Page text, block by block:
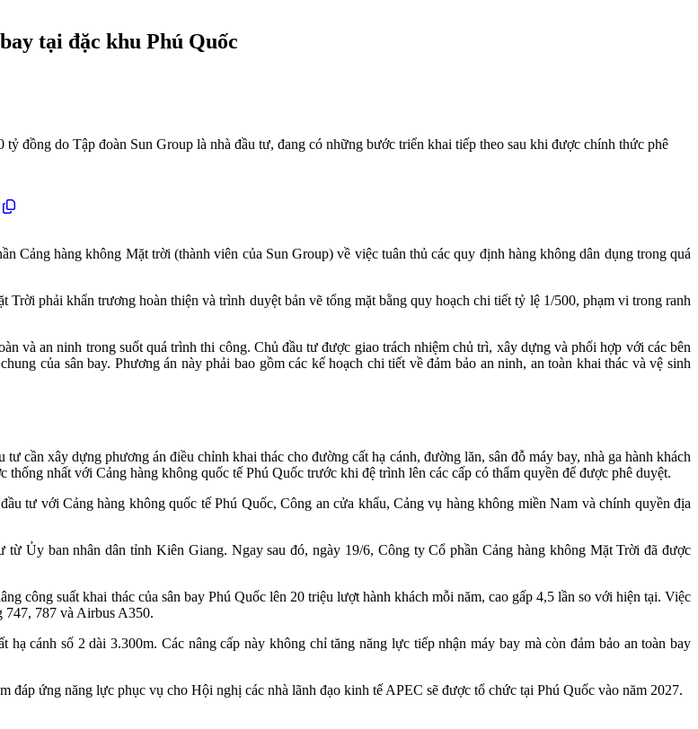
tại đặc khu Phú Quốc
đồng do Tập đoàn Sun Group là nhà đầu tư, đang có những bước triển khai tiếp theo sau khi được chính thức phê
Cảng hàng không Mặt trời (thành viên của Sun Group) về việc tuân thủ các quy định hàng không dân dụng trong quá
phải khẩn trương hoàn thiện và trình duyệt bản vẽ tổng mặt bằng quy hoạch chi tiết tỷ lệ 1/500, phạm vi trong ranh
và an ninh trong suốt quá trình thi công. Chủ đầu tư được giao trách nhiệm chủ trì, xây dựng và phối hợp với các bên
của sân bay. Phương án này phải bao gồm các kế hoạch chi tiết về đảm bảo an ninh, an toàn khai thác và vệ sinh
cần xây dựng phương án điều chỉnh khai thác cho đường cất hạ cánh, đường lăn, sân đỗ máy bay, nhà ga hành khách
nhất với Cảng hàng không quốc tế Phú Quốc trước khi đệ trình lên các cấp có thẩm quyền để được phê duyệt.
tư với Cảng hàng không quốc tế Phú Quốc, Công an cửa khẩu, Cảng vụ hàng không miền Nam và chính quyền địa
Ủy ban nhân dân tỉnh Kiên Giang. Ngay sau đó, ngày 19/6, Công ty Cổ phần Cảng hàng không Mặt Trời đã được
công suất khai thác của sân bay Phú Quốc lên 20 triệu lượt hành khách mỗi năm, cao gấp 4,5 lần so với hiện tại. Việc
747, 787 và Airbus A350.
cánh số 2 dài 3.300m. Các nâng cấp này không chỉ tăng năng lực tiếp nhận máy bay mà còn đảm bảo an toàn bay
ứng năng lực phục vụ cho Hội nghị các nhà lãnh đạo kinh tế APEC sẽ được tổ chức tại Phú Quốc vào năm 2027.